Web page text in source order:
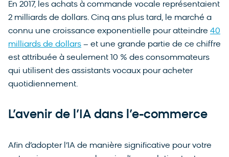
En 2017, les achats à commande vocale représentaient
2 milliards de dollars. Cinq ans plus tard, le marché a
connu une croissance exponentielle pour atteindre 40
milliards de dollars – et une grande partie de ce chiffre
est attribuée à seulement 10 % des consommateurs
qui utilisent des assistants vocaux pour acheter
quotidiennement.
L’avenir de l’IA dans l’e-commerce
Afin d’adopter l’IA de manière significative pour votre